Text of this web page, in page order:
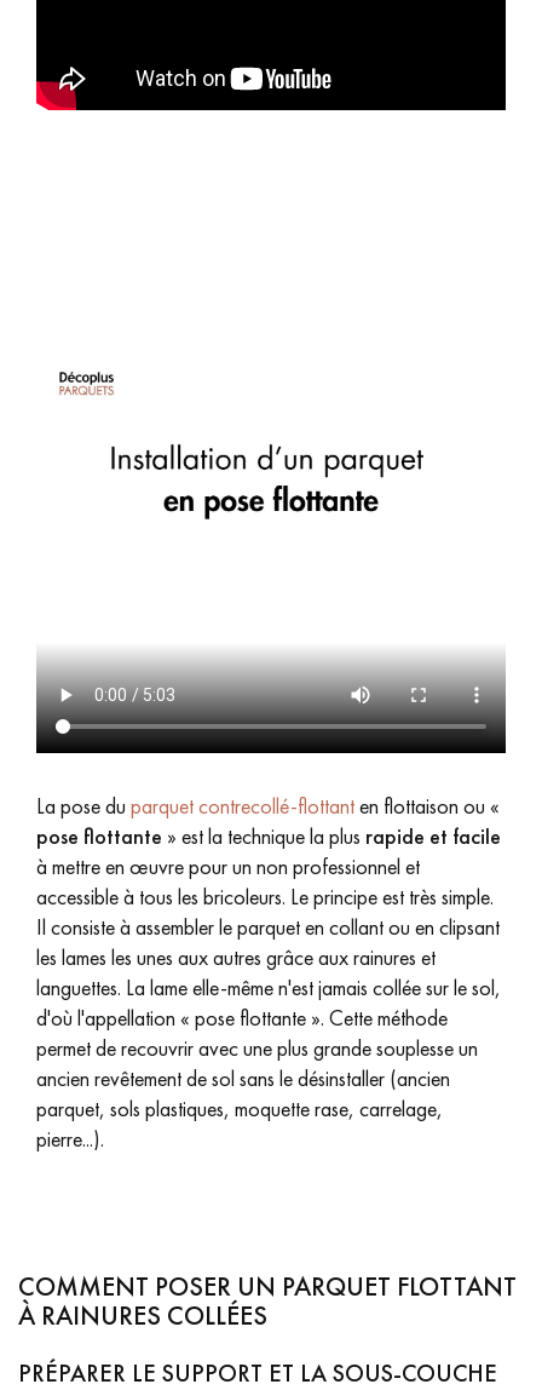
PARQUET VIEILLI
VOUS AVEZ UN PROJET ?
Demandez un rendez-vous personnalisé
Obtenez un devis gratuit !
La pose du parquet contrecollé-flottanten flottaison ou «
pose flottante » est la technique la plus rapide et facile
à mettre en œuvre pour un non professionnel et
accessible à tous les bricoleurs. Le principe est très simple.
Il consiste à assembler le parquet en collant ou en clipsant
les lames les unes aux autres grâce aux rainures et
languettes. La lame elle-même n'est jamais collée sur le sol,
d'où l'appellation « pose flottante ». Cette méthode
permet de recouvrir avec une plus grande souplesse un
ancien revêtement de sol sans le désinstaller (ancien
parquet, sols plastiques, moquette rase, carrelage,
pierre...).
COMMENT POSER UN PARQUET FLOTTANT
À RAINURES COLLÉES
PRÉPARER LE SUPPORT ET LA SOUS-COUCHE